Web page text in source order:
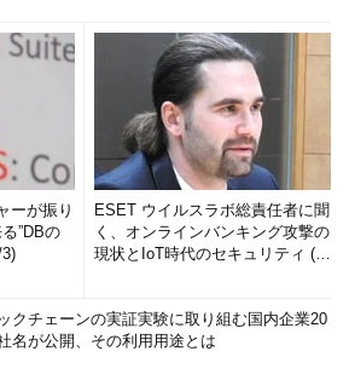
ーが振り
”DBの
ESET ウイルスラボ総責任者に聞
く、オンラインバンキング攻撃の
現状とIoT時代のセキュリティ (1/
クチェーンの実証実験に取り組む国内企業20
名が公開、その利用用途とは